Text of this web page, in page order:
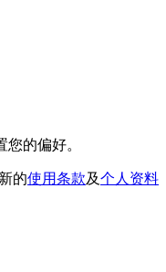
您的偏好。
的使用条款及个人资料